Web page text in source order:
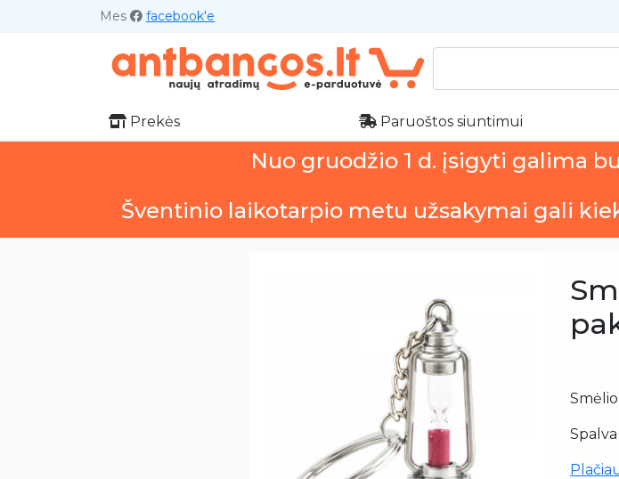
Mes facebook'e
Prekės Paruoštos siuntimui
Nuo gruodžio 1 d. įsigyti galima
Šventinio laikotarpio metu užsakymai gali